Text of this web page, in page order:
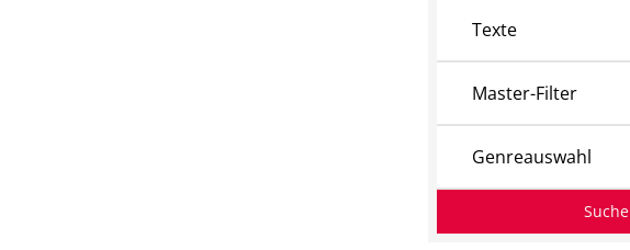
Texte
Master-Filter
Genreauswahl
Suche